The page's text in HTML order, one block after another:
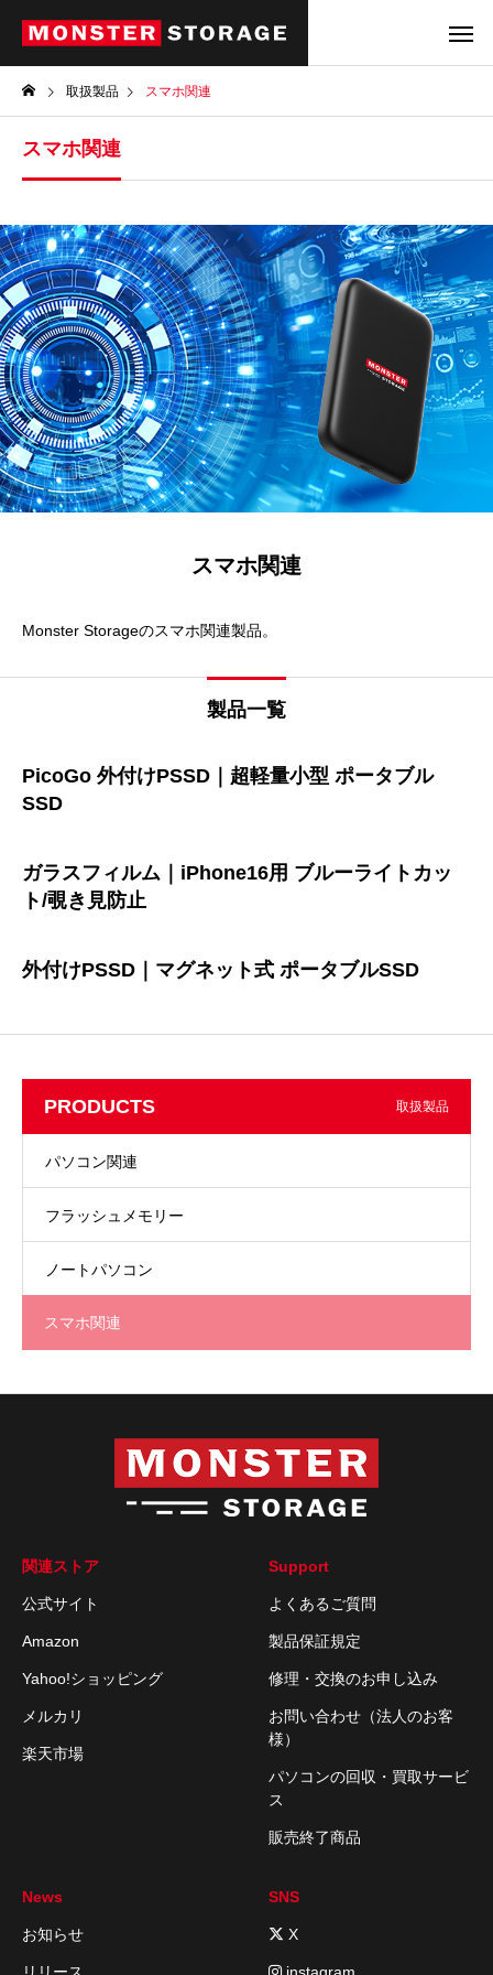
取扱製品 スマホ関連
スマホ関連
スマホ関連
Monster Storageのスマホ関連製品。
製品一覧
PicoGo 外付けPSSD｜超軽量小型 ポータブル
SSD
ガラスフィルム｜iPhone16用 ブルーライトカッ
ト/覗き見防止
外付けPSSD｜マグネット式 ポータブルSSD
PRODUCTS 取扱製品
パソコン関連
フラッシュメモリー
ノートパソコン
スマホ関連
関連ストア
公式サイト
Amazon
Yahoo!ショッピング
メルカリ
楽天市場
Support
よくあるご質問
製品保証規定
修理・交換のお申し込み
お問い合わせ（法人のお客
様）
パソコンの回収・買取サービ
ス
販売終了商品
News
お知らせ
SNS
X